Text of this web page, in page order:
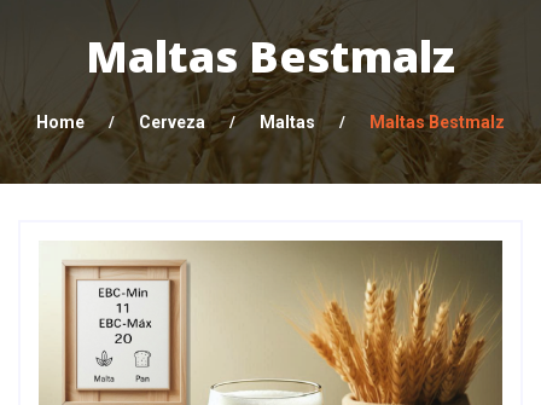
Maltas Bestmalz
Home / Cerveza / Maltas / Maltas Bestmalz